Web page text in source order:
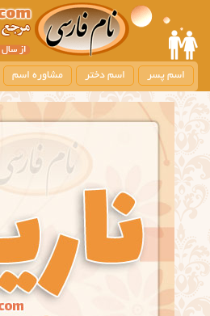
m
i
c
n
t
اسم پسر اسم دختر مشاوره اسم